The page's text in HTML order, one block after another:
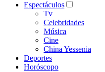
Espectáculos
Tv
Celebridades
Música
Cine
China Yessenia
Deportes
Horóscopo